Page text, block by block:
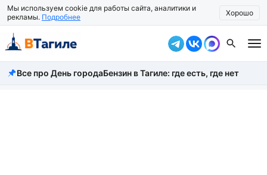
Мы используем cookie для работы сайта, аналитики и
рекламы. Подробнее Хорошо
Все новости
Все про День городаБензин в Тагиле: где есть, где нет